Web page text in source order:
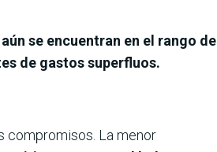
se encuentran en el rango de
de gastos superfluos.
compromisos. La menor